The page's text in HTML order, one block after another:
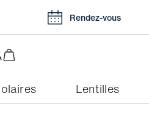
Rendez-vous
Lentilles